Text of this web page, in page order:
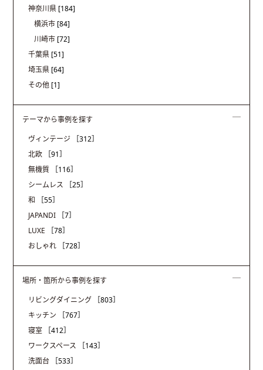
神奈川県 [184]
横浜市 [84]
川崎市 [72]
千葉県 [51]
埼玉県 [64]
その他 [1]
テーマから事例を探す
ヴィンテージ
［312］
北欧
［91］
無機質
［116］
シームレス
［25］
和
［55］
JAPANDI
［7］
LUXE
［78］
おしゃれ
［728］
場所・箇所から事例を探す
リビングダイニング
［803］
キッチン
［767］
寝室
［412］
ワークスペース
［143］
洗面台
［533］